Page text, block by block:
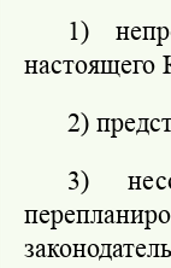
1)
настоящего
2)
3)